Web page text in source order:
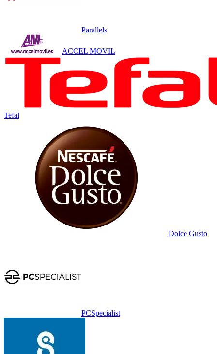
Parallels
ACCEL MOVIL
Tefal
Dolce Gusto
PCSpecialist